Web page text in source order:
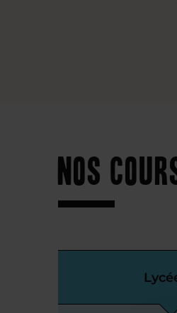
Nos